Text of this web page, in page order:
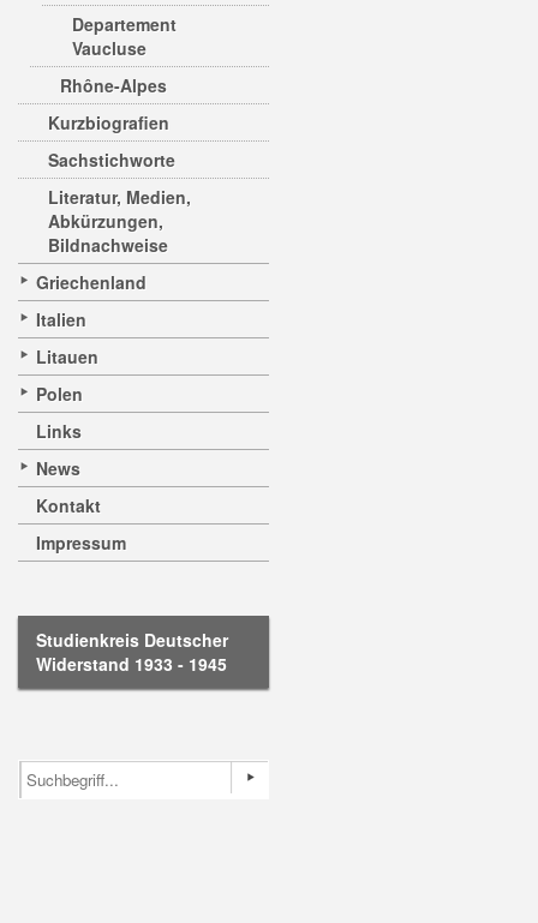
Departement
Vaucluse
Rhône-Alpes
Kurzbiografien
Sachstichworte
Literatur, Medien,
Abkürzungen,
Bildnachweise
Griechenland
Italien
Litauen
Polen
Links
News
Kontakt
Impressum
Studienkreis Deutscher
Widerstand 1933 - 1945